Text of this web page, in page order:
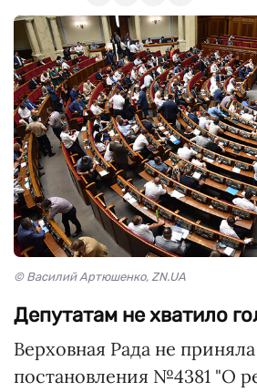
© Василий Артюшенко, ZN.UA
Депутатам не хватило
Верховная Рада не
постановления №4381 "О